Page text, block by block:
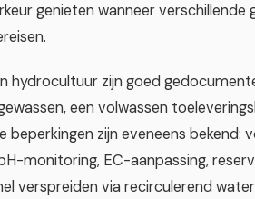
genieten wanneer verschillende
hydrocultuur zijn goed
een volwassen
beperkingen zijn eveneens bekend:
monitoring, EC-aanpassing,
verspreiden via recirculerend